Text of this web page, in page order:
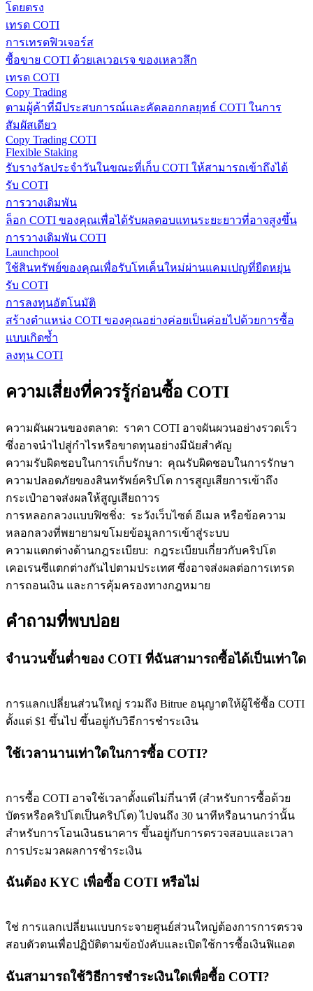
โดยตรง
เทรด COTI
การเทรดฟิวเจอร์ส
ซื้อขาย COTI ด้วยเลเวอเรจ ของเหลวลึก
เทรด COTI
Copy Trading
ตามผู้ค้าที่มีประสบการณ์และคัดลอกกลยุทธ์ COTI ในการ
สัมผัสเดียว
Copy Trading COTI
Flexible Staking
รับรางวัลประจำวันในขณะที่เก็บ COTI ให้สามารถเข้าถึงได้
รับ COTI
การวางเดิมพัน
ล็อก COTI ของคุณเพื่อได้รับผลตอบแทนระยะยาวที่อาจสูงขึ้น
การวางเดิมพัน COTI
Launchpool
ใช้สินทรัพย์ของคุณเพื่อรับโทเค็นใหม่ผ่านแคมเปญที่ยืดหยุ่น
รับ COTI
การลงทุนอัตโนมัติ
สร้างตำแหน่ง COTI ของคุณอย่างค่อยเป็นค่อยไปด้วยการซื้อ
แบบเกิดซ้ำ
ลงทุน COTI
ความเสี่ยงที่ควรรู้ก่อนซื้อ COTI
ความผันผวนของตลาด: ราคา COTI อาจผันผวนอย่างรวดเร็ว
ซึ่งอาจนำไปสู่กำไรหรือขาดทุนอย่างมีนัยสำคัญ
ความรับผิดชอบในการเก็บรักษา: คุณรับผิดชอบในการรักษา
ความปลอดภัยของสินทรัพย์คริปโต การสูญเสียการเข้าถึง
กระเป๋าอาจส่งผลให้สูญเสียถาวร
การหลอกลวงแบบฟิชชิ่ง: ระวังเว็บไซต์ อีเมล หรือข้อความ
หลอกลวงที่พยายามขโมยข้อมูลการเข้าสู่ระบบ
ความแตกต่างด้านกฎระเบียบ: กฎระเบียบเกี่ยวกับคริปโต
เคอเรนซีแตกต่างกันไปตามประเทศ ซึ่งอาจส่งผลต่อการเทรด
การถอนเงิน และการคุ้มครองทางกฎหมาย
คำถามที่พบบ่อย
จำนวนขั้นต่ำของ COTI ที่ฉันสามารถซื้อได้เป็นเท่าใด
การแลกเปลี่ยนส่วนใหญ่ รวมถึง Bitrue อนุญาตให้ผู้ใช้ซื้อ COTI
ตั้งแต่ $1 ขึ้นไป ขึ้นอยู่กับวิธีการชำระเงิน
ใช้เวลานานเท่าใดในการซื้อ COTI?
การซื้อ COTI อาจใช้เวลาตั้งแต่ไม่กี่นาที (สำหรับการซื้อด้วย
บัตรหรือคริปโตเป็นคริปโต) ไปจนถึง 30 นาทีหรือนานกว่านั้น
สำหรับการโอนเงินธนาคาร ขึ้นอยู่กับการตรวจสอบและเวลา
การประมวลผลการชำระเงิน
ฉันต้อง KYC เพื่อซื้อ COTI หรือไม่
ใช่ การแลกเปลี่ยนแบบกระจายศูนย์ส่วนใหญ่ต้องการการตรวจ
สอบตัวตนเพื่อปฏิบัติตามข้อบังคับและเปิดใช้การซื้อเงินฟิแอต
ฉันสามารถใช้วิธีการชำระเงินใดเพื่อซื้อ COTI?